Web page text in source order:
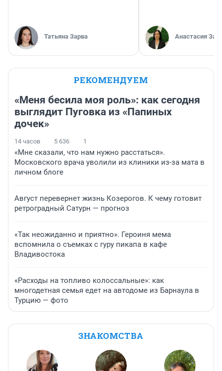
Татьяна Зарва Анастасия
РЕКОМЕНДУЕМ
«Меня бесила моя роль»: как сегодня
выглядит Пуговка из «Папиных
дочек»
14 часов 5 636 1
«Мне сказали, что нам нужно расстаться».
Московского врача уволили из клиники из-за мата в
личном блоге
Август перевернет жизнь Козерогов. К чему готовит
ретроградный Сатурн — прогноз
«Так неожиданно и приятно». Героиня мема
вспомнила о съемках с гуру пикапа в кафе
Владивостока
«Расходы на топливо колоссальные»: как
многодетная семья едет на автодоме из Барнаула в
Турцию — фото
ЗНАКОМСТВА